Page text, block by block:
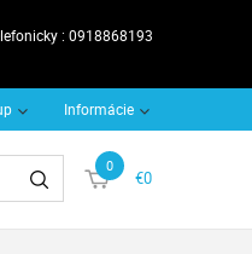
: 0918868193
Informácie
0
€0